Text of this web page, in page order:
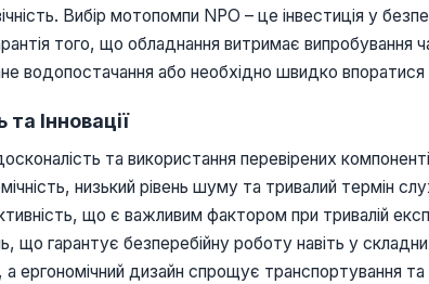
Вибір мотопомпи NPO – це інвестиція у
того, що обладнання витримає
водопостачання або необхідно швидко
Інновації
та використання перевірених
низький рівень шуму та тривалий термін
що є важливим фактором при тривалій
що гарантує безперебійну роботу навіть у
ергономічний дизайн спрощує транспортування